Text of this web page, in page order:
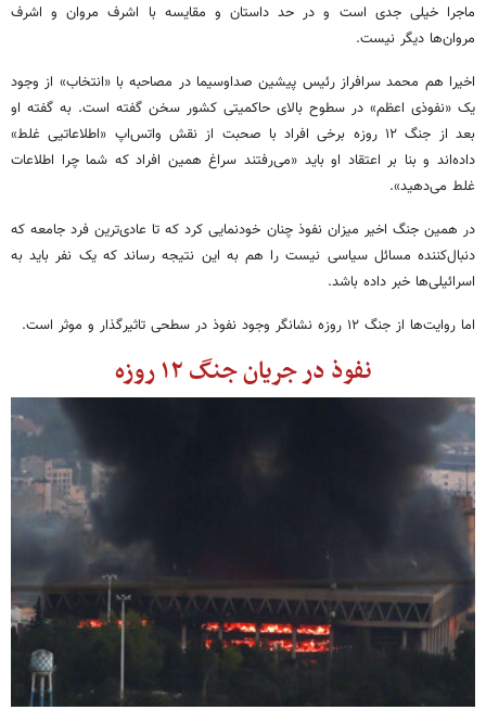
ماجرا خیلی جدی است و در حد داستان و مقایسه با اشرف مروان و اشرف
مروان‌ها دیگر نیست.
اخیرا هم محمد سرافراز رئیس پیشین صداوسیما در مصاحبه با «انتخاب» از وجود
یک «نفوذی اعظم» در سطوح بالای حاکمیتی کشور سخن گفته است. به گفته او
بعد از جنگ ۱۲ روزه برخی افراد با صحبت از نقش واتس‌اپ «اطلاعاتیی غلط»
داده‌اند و بنا بر اعتقاد او باید «می‌رفتند سراغ همین افراد که شما چرا اطلاعات
غلط می‌دهید».
در همین جنگ اخیر میزان نفوذ چنان خودنمایی کرد که تا عادی‌ترین فرد جامعه که
دنبال‌کننده مسائل سیاسی نیست را هم به این نتیجه رساند که یک نفر باید به
اسرائیلی‌ها خبر داده باشد.
اما روایت‌ها از جنگ ۱۲ روزه نشانگر وجود نفوذ در سطحی تاثیرگذار و موثر است.
نفوذ در جریان جنگ ۱۲ روزه